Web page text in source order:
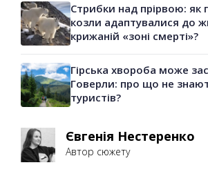
Стрибки над прірвою: як
козли адаптувалися до
крижаній «зоні смерті»?
Гірська хвороба може
Говерли: про що не
туристів?
Євгенія Нестеренко
Автор сюжету